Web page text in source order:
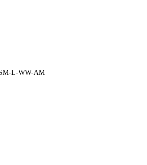
L-WW-AM